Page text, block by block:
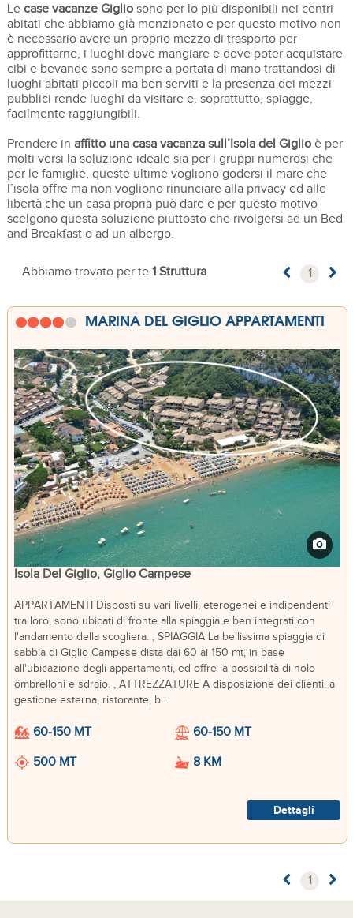
Le case vacanze Gigliosono per lo più disponibili nei centri
abitati che abbiamo già menzionato e per questo motivo non
è necessario avere un proprio mezzo di trasporto per
approfittarne, i luoghi dove mangiare e dove poter acquistare
cibi e bevande sono sempre a portata di mano trattandosi di
luoghi abitati piccoli ma ben serviti e la presenza dei mezzi
pubblici rende luoghi da visitare e, soprattutto, spiagge,
facilmente raggiungibili.
Prendere in affitto una casa vacanza sull’Isola del Giglioè per
molti versi la soluzione ideale sia per i gruppi numerosi che
per le famiglie, queste ultime vogliono godersi il mare che
l’isola offre ma non vogliono rinunciare alla privacy ed alle
libertà che un casa propria può dare e per questo motivo
scelgono questa soluzione piuttosto che rivolgersi ad un Bed
and Breakfast o ad un albergo.
Abbiamo trovato per te1 Struttura 1
MARINA DEL GIGLIO APPARTAMENTI
Isola Del Giglio, Giglio Campese
APPARTAMENTI Disposti su vari livelli, eterogenei e indipendenti
tra loro, sono ubicati di fronte alla spiaggia e ben integrati con
l'andamento della scogliera. , SPIAGGIA La bellissima spiaggia di
sabbia di Giglio Campese dista dai 60 ai 150 mt, in base
all'ubicazione degli appartamenti, ed offre la possibilità di nolo
ombrelloni e sdraio. , ATTREZZATURE A disposizione dei clienti, a
gestione esterna, ristorante, b ..
60-150 MT
60-150 MT
500 MT
8 KM
Dettagli
1